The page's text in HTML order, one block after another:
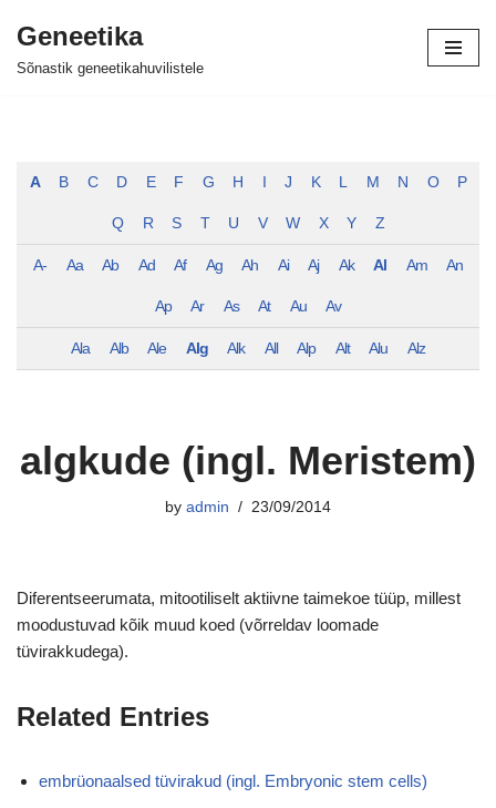
Skip
Geneetika
Sõnastik geneetikahuvilistele
A B C D E F G H J K L M N O P
Q R S T U V W X Y Z
A- Aa Ab Ad Af Ag Ah Ai Aj Ak Al Am An
Ap Ar As At Au Av
Ala Alb Ale Alg Alk All Alp Alt Alu Alz
algkude (ingl. Meristem)
by admin 23/09/2014
Diferentseerumata, mitootiliselt aktiivne taimekoe tüüp, millest
moodustuvad kõik muud koed (võrreldav loomade
tüvirakkudega).
Related Entries
embrüonaalsed tüvirakud (ingl. Embryonic stem cells)